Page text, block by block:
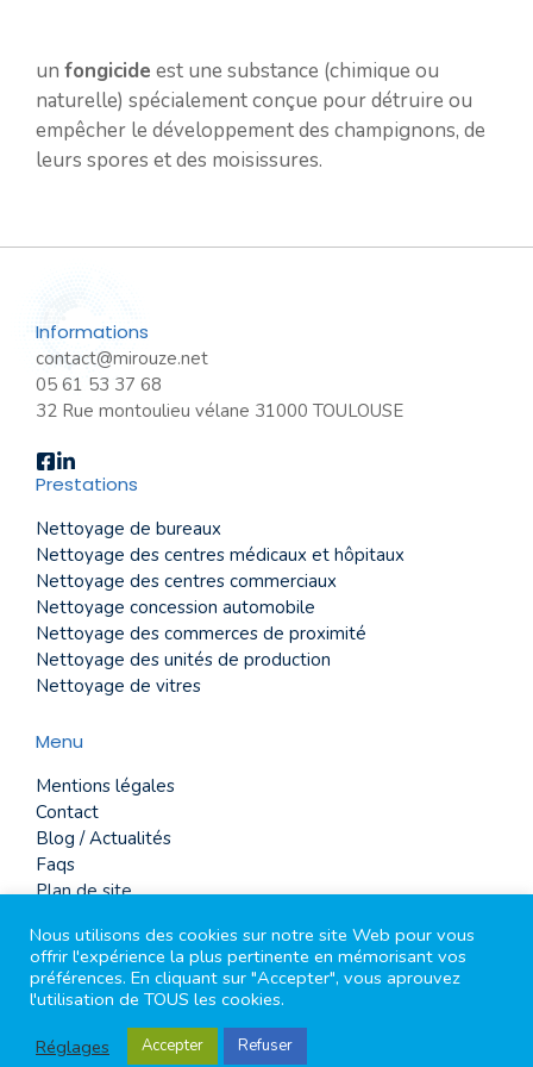
un fongicide est une substance (chimique ou
naturelle) spécialement conçue pour détruire ou
empêcher le développement des champignons, de
leurs spores et des moisissures.
Informations
contact@mirouze.net
05 61 53 37 68
32 Rue montoulieu vélane 31000 TOULOUSE
Prestations
Nettoyage de bureaux
Nettoyage des centres médicaux et hôpitaux
Nettoyage des centres commerciaux
Nettoyage concession automobile
Nettoyage des commerces de proximité
Nettoyage des unités de production
Nettoyage de vitres
Menu
Mentions légales
Contact
Blog / Actualités
Faqs
Plan de site
2026 tout droits réservé Mirouze
Nous utilisons des cookies sur notre site Web pour vous
offrir l'expérience la plus pertinente en mémorisant vos
préférences. En cliquant sur "Accepter", vous aprouvez
l'utilisation de TOUS les cookies.
Réglages
Accepter Refuser